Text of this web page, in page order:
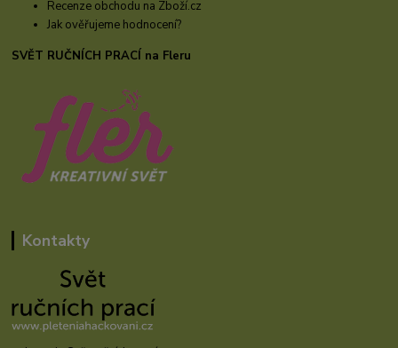
Recenze obchodu na Zboží.cz
Jak ověřujeme hodnocení?
SVĚT RUČNÍCH PRACÍ na Fleru
Kontakty